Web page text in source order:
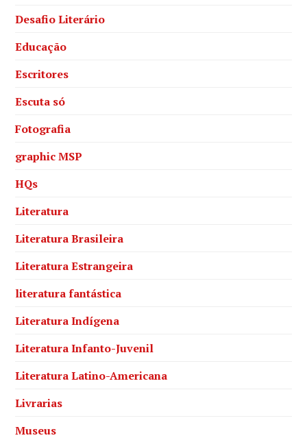
Desafio Literário
Educação
Escritores
Escuta só
Fotografia
graphic MSP
HQs
Literatura
Literatura Brasileira
Literatura Estrangeira
literatura fantástica
Literatura Indígena
Literatura Infanto-Juvenil
Literatura Latino-Americana
Livrarias
Museus